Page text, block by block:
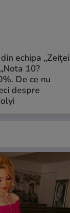
echipa „Zeiței
10?
De ce nu
despre